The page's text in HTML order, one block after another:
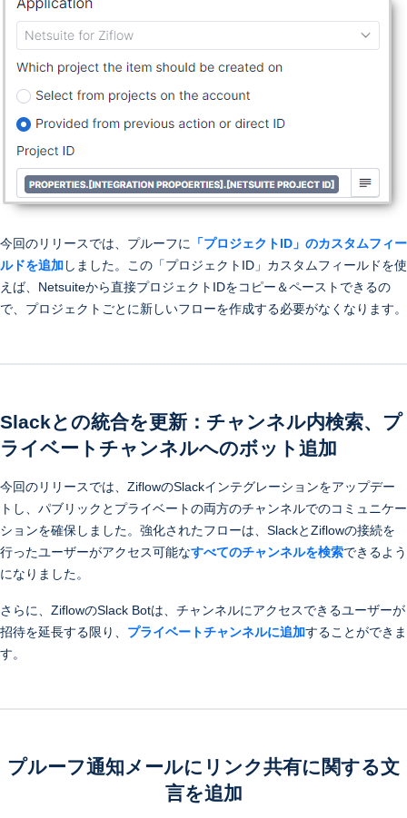
今回のリリースでは、プルーフに 「プロジェク トID」のカスタムフィー
ルドを追加しました。この「プロジェクトID」カスタムフィールドを使
えば、Netsuiteから直接プロジェクトIDをコピー＆ペーストできるの
で、プロジェクトごとに新しいフローを作成する必要がなくなります。
Slackとの統合を更新：チャンネル内検索、プ
ライベートチャンネルへのボット追加
今回のリリースでは、ZiflowのSlackインテグレーションをアップデー
トし、パブリックとプライベートの両方のチャンネルでのコミュニケー
ションを確保しました。強化されたフローは、SlackとZiflowの接続を
行ったユーザーがアクセス可能なすべてのチャンネルを検索できるよう
になりました。
さらに、ZiflowのSlack Botは、チャンネルにアクセスできるユーザーが
招待を延長する限り、 プライベートチャンネルに追加することができま
す。
プルーフ通知メールにリンク共有に関する文
言を追加